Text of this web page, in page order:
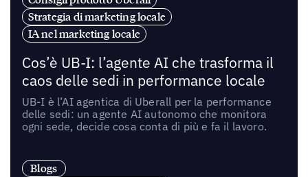
Strategia di marketing locale
IA nel marketing locale
Cos’è UB-I: l’agente AI che trasforma il
caos delle sedi in performance locale
UB-I è l’AI agentica di Uberall per la performance
delle sedi: un agente AI autonomo che monitora
ogni sede, decide cosa conta di più e fa il lavoro.
Blogs